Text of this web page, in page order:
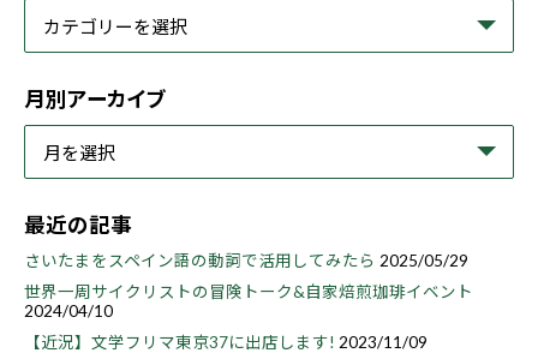
月別アーカイブ
最近の記事
さいたまをスペイン語の動詞で活用してみたら 2025/05/29
世界一周サイクリストの冒険トーク&自家焙煎珈琲イベント
2024/04/10
【近況】文学フリマ東京37に出店します! 2023/11/09